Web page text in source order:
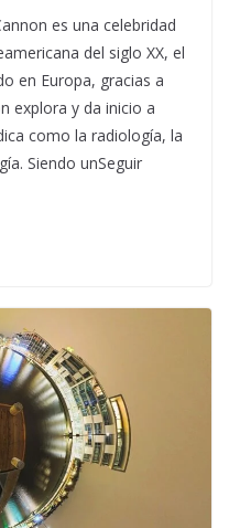
es una celebridad
del siglo XX, el
en Europa, gracias a
explora y da inicio a
como la radiología, la
Siendo unSeguir